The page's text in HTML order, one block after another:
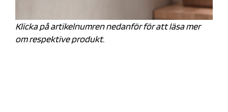
Klicka på artikelnumren nedanför för att läsa mer
om respektive produkt.